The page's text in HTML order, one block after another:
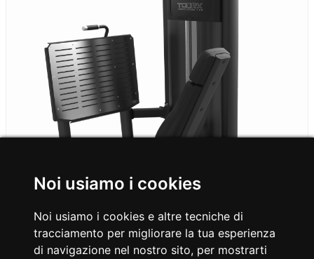
Noi usiamo i cookies
Noi usiamo i cookies e altre tecniche di
tracciamento per migliorare la tua esperienza
di navigazione nel nostro sito, per mostrarti